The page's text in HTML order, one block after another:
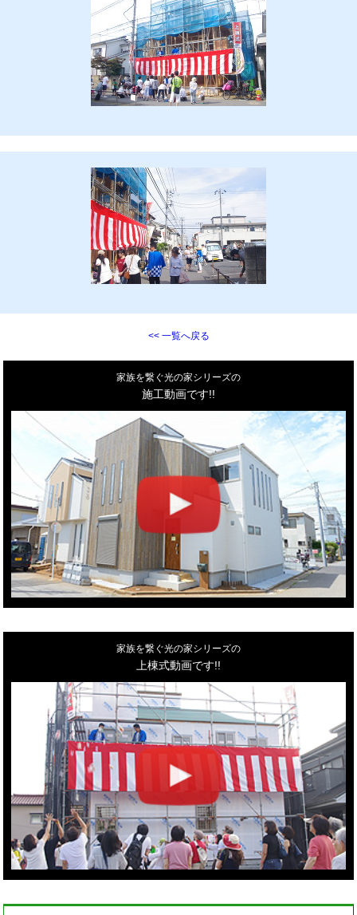
<< 一覧へ戻る
家族を繋ぐ光の家シリーズの
施工動画です!!
家族を繋ぐ光の家シリーズの
上棟式動画です!!